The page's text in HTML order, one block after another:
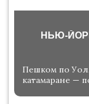
НЬЮ-
Пешком по
катамаране —